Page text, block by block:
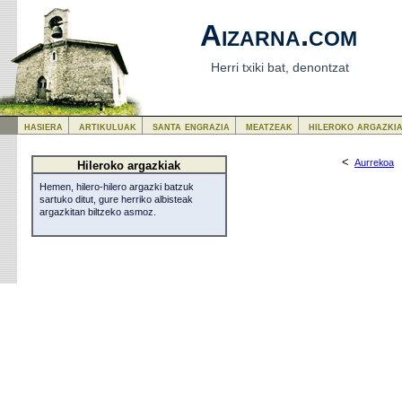
Aizarna.com
Herri txiki bat, denontzat
<Aurrekoa
Hileroko argazkiak
Hemen, hilero-hilero argazki batzuk
sartuko ditut, gure herriko albisteak
argazkitan biltzeko asmoz.
hasiera artikuluak santa engrazia meatzeak hileroko